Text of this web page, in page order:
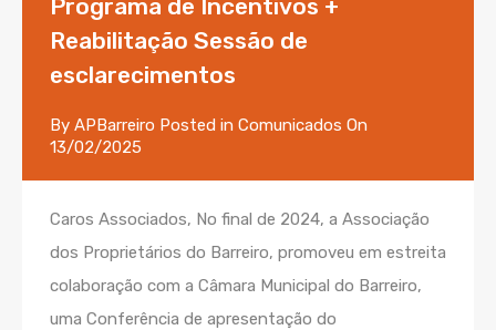
Programa de Incentivos +
Reabilitação Sessão de
esclarecimentos
By APBarreiro Posted in Comunicados On
13/02/2025
Caros Associados, No final de 2024, a Associação
dos Proprietários do Barreiro, promoveu em estreita
colaboração com a Câmara Municipal do Barreiro,
uma Conferência de apresentação do